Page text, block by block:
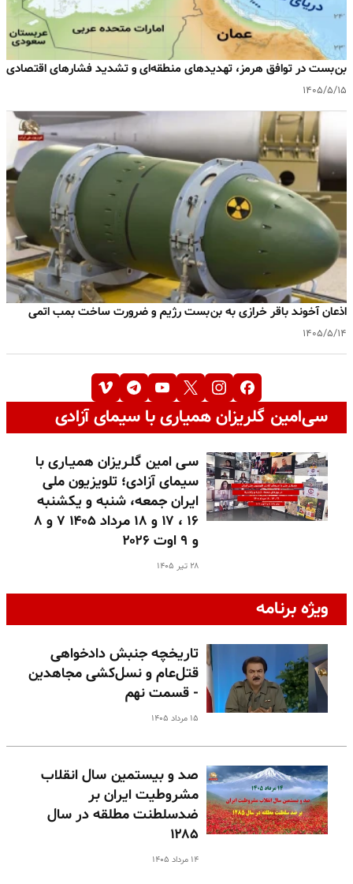
بن‌بست در توافق هرمز، تهدیدهای منطقه‌ای و تشدید فشارهای اقتصادی
۱۴۰۵/۵/۱۵
اذعان آخوند باقر خرازی به بن‌بست رژیم و ضرورت ساخت بمب اتمی
۱۴۰۵/۵/۱۴
سی‌امین گلریزان همیاری با سیمای آزادی
سـی امین گلـریزان همیـاری با
سیمای آزادی؛ تلویزیون ملی
ایران جمعه، شنبه و یکشنبه
۱۶ ، ۱۷ و ۱۸ مرداد ۱۴۰۵ ۷ و ۸
و ۹ اوت ۲۰۲۶
۲۸ تیر ۱۴۰۵
ویژه برنامه
تاریخچه جنبش دادخواهی
قتل‌عام و نسل‌کشی مجاهدین
- قسمت نهم
۱۵ مرداد ۱۴۰۵
صد و بیستمین سال انقلاب
مشروطیت ایران بر
ضدسلطنت مطلقه در سال
۱۲۸۵
۱۴ مرداد ۱۴۰۵